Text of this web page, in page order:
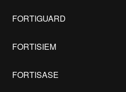
FORTIGUARD
FORTISIEM
FORTISASE